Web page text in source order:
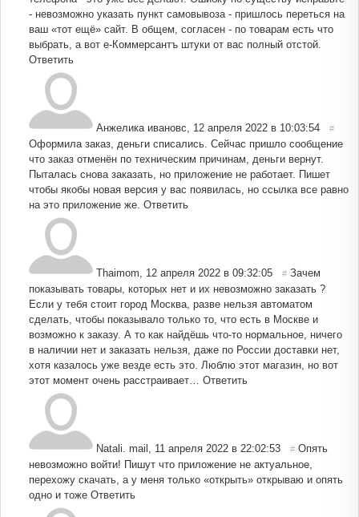
- невозможно указать пункт самовывоза - пришлось переться на
ваш «тот ещё» сайт. В общем, согласен - по товарам есть что
выбрать, а вот е-Коммерсантъ штуки от вас полный отстой.
Ответить
Анжелика ивановс 12 апреля 2022 в 10:03:54 #
Оформила заказ, деньги списались. Сейчас пришло сообщение
что заказ отменён по техническим причинам, деньги вернут.
Пыталась снова заказать, но приложение не работает. Пишет
чтобы якобы новая версия у вас появилась, но ссылка все равно
на это приложение же. Ответить
Thaimom 12 апреля 2022 в 09:32:05 # Зачем
показывать товары, которых нет и их невозможно заказать ?
Если у тебя стоит город Москва, разве нельзя автоматом
сделать, чтобы показывало только то, что есть в Москве и
возможно к заказу. А то как найдёшь что-то нормальное, ничего
в наличии нет и заказать нельзя, даже по России доставки нет,
хотя казалось уже везде есть это. Люблю этот магазин, но вот
этот момент очень расстраивает…
Ответить
Natali. mail 11 апреля 2022 в 22:02:53 # Опять
невозможно войти! Пишут что приложение не актуальное,
перехожу скачать, а у меня только «открыть» открываю и опять
одно и тоже Ответить